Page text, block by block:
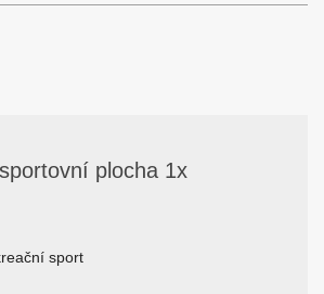
plocha 1x
sport